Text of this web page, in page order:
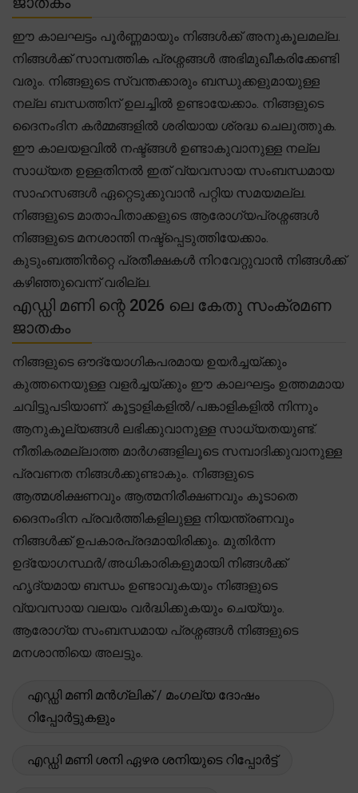
ഈ കാലഘട്ടം പൂർണ്ണമായും നിങ്ങൾക്ക് അനുകൂലമല്ല.
നിങ്ങൾക്ക് സാമ്പത്തിക പ്രശ്നങ്ങൾ അഭിമുഖീകരിക്കേണ്ടി
വരും. നിങ്ങളുടെ സ്വന്തക്കാരും ബന്ധുക്കളുമായുള്ള
നല്ല ബന്ധത്തിന് ഉലച്ചിൽ ഉണ്ടായേക്കാം. നിങ്ങളുടെ
ദൈനംദിന കർമ്മങ്ങളിൽ ശരിയായ ശ്രദ്ധ ചെലുത്തുക.
ഈ കാലയളവിൽ നഷ്ട്ങ്ങൾ ഉണ്ടാകുവാനുള്ള നല്ല
സാധ്യത ഉള്ളതിനൽ ഇത് വ്യവസായ സംബന്ധമായ
സാഹസങ്ങൾ ഏറ്റെടുക്കുവാൻ പറ്റിയ സമയമല്ല.
നിങ്ങളുടെ മാതാപിതാക്കളുടെ ആരോഗ്യപ്രശ്നങ്ങൾ
നിങ്ങളുടെ മനശാന്തി നഷ്ട്പ്പെടുത്തിയേക്കാം.
കുടുംബത്തിൻറ്റെ പ്രതീക്ഷകൾ നിറവേറ്റുവാൻ നിങ്ങൾക്ക്
കഴിഞ്ഞുവെന്ന് വരില്ല.
എഡ്ഡി മണി ന്റെ 2026 ലെ കേതു സംക്രമണ
ജാതകം
നിങ്ങളുടെ ഔദ്യോഗികപരമായ ഉയർച്ചയ്ക്കും
കുത്തനെയുള്ള വളർച്ചയ്ക്കും ഈ കാലഘട്ടം ഉത്തമമായ
ചവിട്ടുപടിയാണ്. കൂട്ടാളികളിൽ/പങ്കാളികളിൽ നിന്നും
ആനുകൂല്യങ്ങൾ ലഭിക്കുവാനുള്ള സാധ്യതയുണ്ട്.
നീതികരമല്ലാത്ത മാർഗങ്ങളിലൂടെ സമ്പാദിക്കുവാനുള്ള
പ്രവണത നിങ്ങൾക്കുണ്ടാകും. നിങ്ങളുടെ
ആത്മശിക്ഷണവും ആത്മനിരീക്ഷണവും കൂടാതെ
ദൈനംദിന പ്രവർത്തികളിലുള്ള നിയന്ത്രണവും
നിങ്ങൾക്ക് ഉപകാരപ്രദമായിരിക്കും. മുതിർന്ന
ഉദ്യോഗസ്ഥർ/അധികാരികളുമായി നിങ്ങൾക്ക്
ഹൃദ്യമായ ബന്ധം ഉണ്ടാവുകയും നിങ്ങളുടെ
വ്യവസായ വലയം വർദ്ധിക്കുകയും ചെയ്യും.
ആരോഗ്യ സംബന്ധമായ പ്രശ്നങ്ങൾ നിങ്ങളുടെ
മനശാന്തിയെ അലട്ടും.
എഡ്ഡി മണി മൻഗ്ലിക് / മംഗല്യ ദോഷം
റിപ്പോർട്ടുകളും
എഡ്ഡി മണി ശനി ഏഴര ശനിയുടെ റിപ്പോർട്ട്